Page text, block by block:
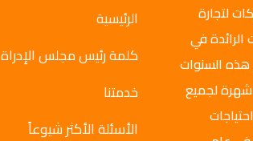
الشركات لتجارة
في
هذه السنوات
شهرة لجميع
الرئيسية
كلمة رئيس مجلس الإدراة
خدمتنا
الأسئلة الأكثر شيوعاً